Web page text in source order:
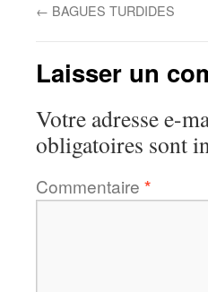
← BAGUES TURDIDES
Laisser un
Votre adresse e-
obligatoires sont
Commentaire *